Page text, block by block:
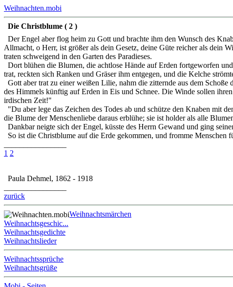
Weihnachten.mobi
Die Christblume ( 2 )
Der Engel aber flog heim zu Gott und brachte ihm den Wunsch des
Allmacht, o Herr, ist größer als dein Gesetz, deine Güte reicher als dein
traten schweigend in den Garten des Paradieses.
Dort blühen die Blumen, die achtlose Hände auf Erden fortgeworfen
trat, reckten sich Ranken und Gräser ihm entgegen, und die Kelche
Gott aber trat zu einer weißen Lilie, nahm die zitternde aus dem
des Himmels künftig auf Erden in Eis und Schnee. Die Winde sollen
irdischen Zeit!"
"Du aber lege das Zeichen des Todes ab und schütze den Knaben mit
die Blume der Menschenliebe daraus erblühe; sie ist holder als alle
Dankbar neigte sich der Engel, küsste des Herrn Gewand und ging
So ist die Christblume auf die Erde gekommen, und fromme Menschen
1 2
Paula Dehmel, 1862 - 1918
zurück
Weihnachtsmärchen
Weihnachtsgeschic...
Weihnachtsgedichte
Weihnachtslieder
Weihnachtssprüche
Weihnachtsgrüße